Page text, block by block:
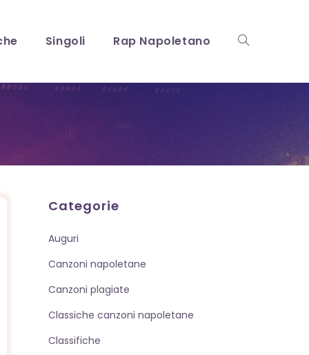
Singoli Rap Napoletano Attiva/
Categorie
Auguri
Canzoni napoletane
Canzoni plagiate
Classiche canzoni napoletane
Classifiche